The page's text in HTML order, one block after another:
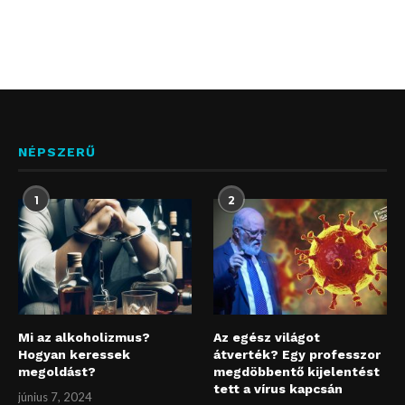
NÉPSZERŰ
1
Mi az alkoholizmus?
Hogyan keressek
megoldást?
június 7, 2024
2
Az egész világot
átverték? Egy professzor
megdöbbentő kijelentést
tett a vírus kapcsán